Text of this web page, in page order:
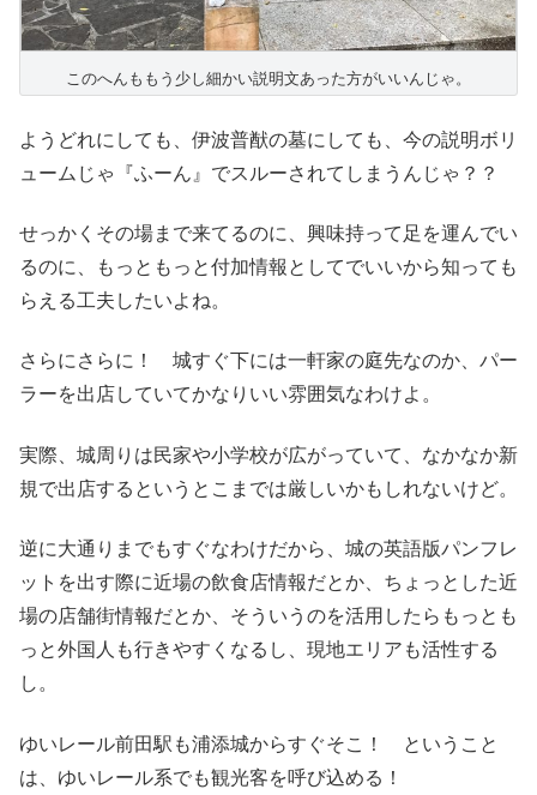
このへんももう少し細かい説明文あった方がいいんじゃ。
ようどれにしても、伊波普猷の墓にしても、今の説明ボリ
ュームじゃ『ふーん』でスルーされてしまうんじゃ？？
せっかくその場まで来てるのに、興味持って足を運んでい
るのに、もっともっと付加情報としてでいいから知っても
らえる工夫したいよね。
さらにさらに！ 城すぐ下には一軒家の庭先なのか、パー
ラーを出店していてかなりいい雰囲気なわけよ。
実際、城周りは民家や小学校が広がっていて、なかなか新
規で出店するというとこまでは厳しいかもしれないけど。
逆に大通りまでもすぐなわけだから、城の英語版パンフレ
ットを出す際に近場の飲食店情報だとか、ちょっとした近
場の店舗街情報だとか、そういうのを活用したらもっとも
っと外国人も行きやすくなるし、現地エリアも活性する
し。
ゆいレール前田駅も浦添城からすぐそこ！ ということ
は、ゆいレール系でも観光客を呼び込める！